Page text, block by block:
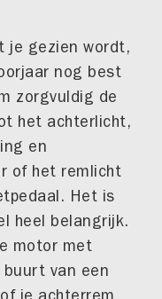
je gezien wordt,
nog best
zorgvuldig de
het achterlicht,
en
of het remlicht
Het is
heel belangrijk.
motor met
van een